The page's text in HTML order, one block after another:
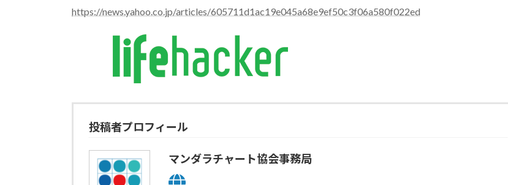
https://news.yahoo.co.jp/articles/605711d1ac19e045a68e9ef50c3f06a580f022ed
投稿者プロフィール
マンダラチャート協会事務局